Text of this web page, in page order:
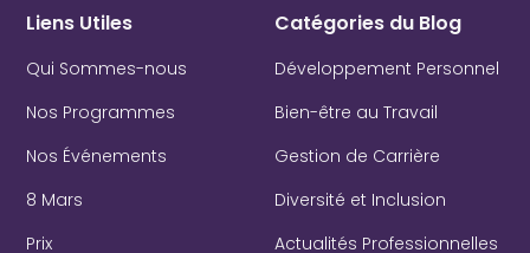
Liens Utiles
Qui Sommes-nous
Nos Programmes
Nos Événements
8 Mars
Prix
Catégories du Blog
Développement Personnel
Bien-être au Travail
Gestion de Carrière
Diversité et Inclusion
Actualités Professionnelles